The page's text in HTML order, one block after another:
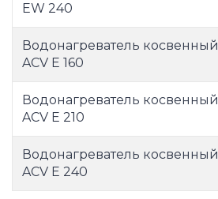
EW 240
Водонагреватель косвенный
ACV E 160
Водонагреватель косвенный
ACV E 210
Водонагреватель косвенный
ACV E 240